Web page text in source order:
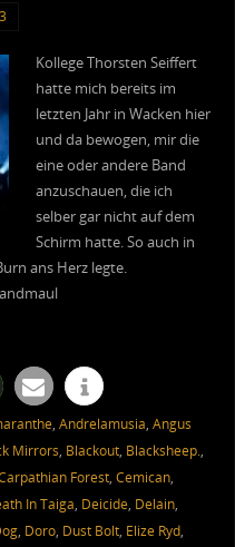
Kollege Thorsten Seiffert
hatte mich bereits im
letzten Jahr in Wacken hier
und da bewogen, mir die
eine oder andere Band
anzuschauen, die ich
selber gar nicht auf dem
Schirm hatte. So auch in
ans Herz legte.
, Andrelamusia, Angus
Mirrors, Blackout, Blacksheep.,
Forest, Cemican,
In Taiga, Deicide, Delain,
, Doro, Dust Bolt, Elize Ryd,